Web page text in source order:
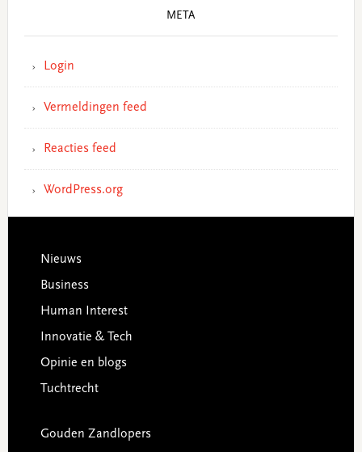
META
Login
Vermeldingen feed
Reacties feed
WordPress.org
Footer
Nieuws
Business
Human Interest
Innovatie & Tech
Opinie en blogs
Tuchtrecht
Gouden Zandlopers